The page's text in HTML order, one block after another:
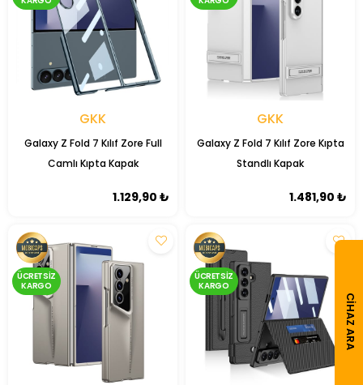
GKK
Galaxy Z Fold 7 Kılıf Zore Full
Camlı Kıpta Kapak
1.129,90 ₺
GKK
Galaxy Z Fold 7 Kılıf Zore Kıpta
Standlı Kapak
1.481,90 ₺
ÜCRETSIZ
KARGO
ÜCRETSIZ
KARGO
CIHAZ ARA